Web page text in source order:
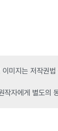
미지는 저작권
작자에게 별도의